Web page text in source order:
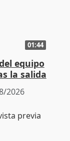
01:44
equipo
la salida
2026